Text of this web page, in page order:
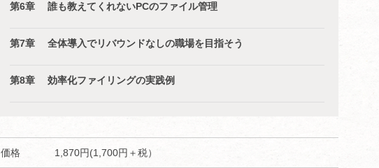
第6章 誰も教えてくれないPCのファイル管理
第7章 全体導入でリバウンドなしの職場を目指そう
第8章 効率化ファイリングの実践例
価格 1,870円(1,700円＋税）